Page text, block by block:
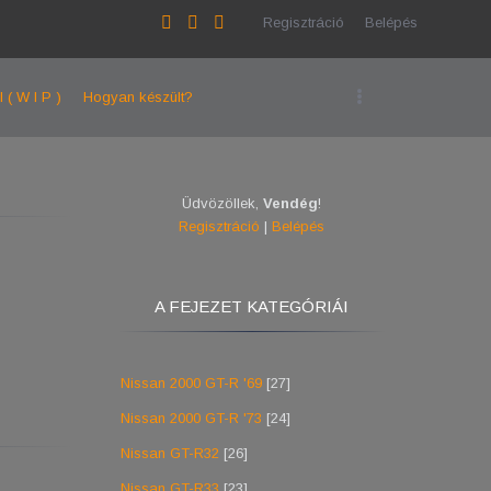
Regisztráció Belépés
( W I P ) Hogyan készült?
Üdvözöllek,Vendég!
Regisztráció |Belépés
A FEJEZET KATEGÓRIÁI
Nissan 2000 GT-R '69 [27]
Nissan 2000 GT-R '73 [24]
Nissan GT-R32 [26]